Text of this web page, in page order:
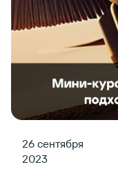
26 сентября
2023